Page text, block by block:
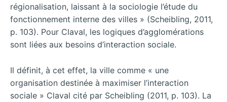
régionalisation, laissant à la sociologie l’étude du
fonctionnement interne des villes » (Scheibling, 2011,
p. 103). Pour Claval, les logiques d’agglomérations
sont liées aux besoins d’interaction sociale.
Il définit, à cet effet, la ville comme « une
organisation destinée à maximiser l’interaction
sociale » Claval cité par Scheibling (2011, p. 103). La